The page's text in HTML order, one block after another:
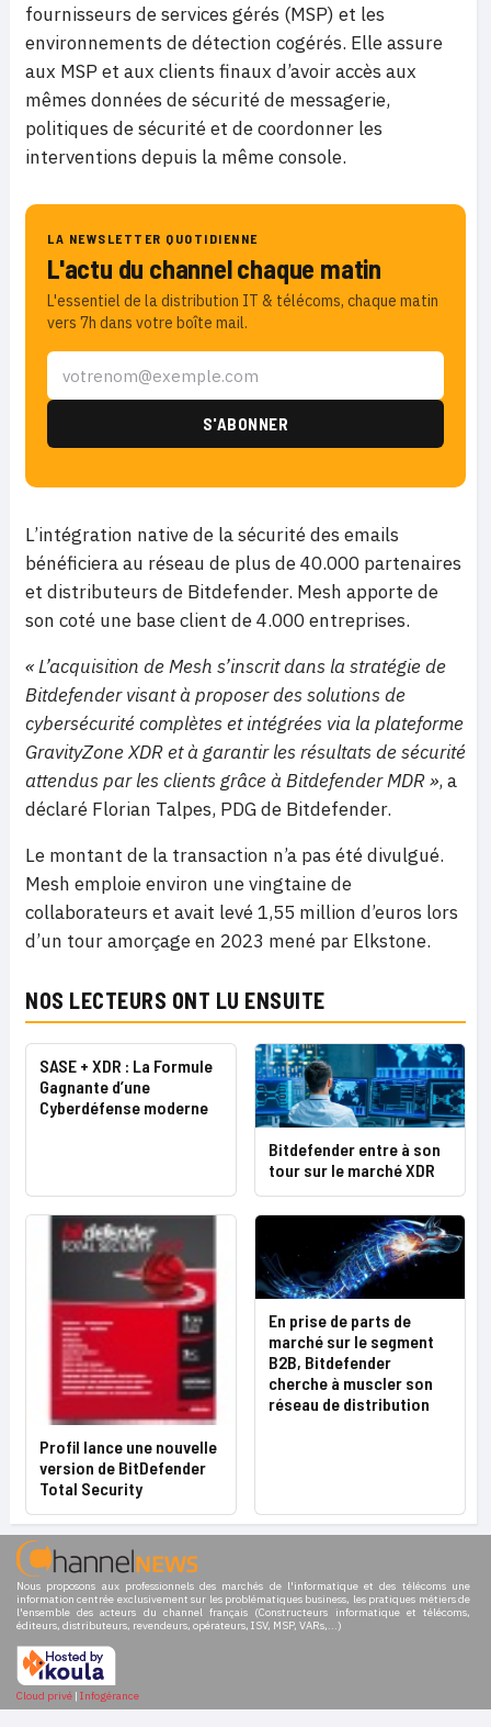
fournisseurs de services gérés (MSP) et les
environnements de détection cogérés. Elle assure
aux MSP et aux clients finaux d’avoir accès aux
mêmes données de sécurité de messagerie,
politiques de sécurité et de coordonner les
interventions depuis la même console.
LA NEWSLETTER QUOTIDIENNE
L'actu du channel chaque matin
L'essentiel de la distribution IT & télécoms, chaque matin
vers 7h dans votre boîte mail.
L’intégration native de la sécurité des emails
bénéficiera au réseau de plus de 40.000 partenaires
et distributeurs de Bitdefender. Mesh apporte de
son coté une base client de 4.000 entreprises.
« L’acquisition de Mesh s’inscrit dans la stratégie de
Bitdefender visant à proposer des solutions de
cybersécurité complètes et intégrées via la plateforme
GravityZone XDR et à garantir les résultats de sécurité
attendus par les clients grâce à Bitdefender MDR », a
déclaré Florian Talpes, PDG de Bitdefender.
Le montant de la transaction n’a pas été divulgué.
Mesh emploie environ une vingtaine de
collaborateurs et avait levé 1,55 million d’euros lors
d’un tour amorçage en 2023 mené par Elkstone.
NOS LECTEURS ONT LU ENSUITE
SASE + XDR : La Formule
Gagnante d’une
Cyberdéfense moderne
Bitdefender entre à son
tour sur le marché XDR
Profil lance une nouvelle
version de BitDefender
Total Security
En prise de parts de
marché sur le segment
B2B, Bitdefender
cherche à muscler son
réseau de distribution
Nous proposons aux professionnels des marchés de l'informatique et des télécoms une
information centrée exclusivement sur les problématiques business, les pratiques métiers de
l'ensemble des acteurs du channel français (Constructeurs informatique et télécoms,
éditeurs, distributeurs, revendeurs, opérateurs, ISV, MSP, VARs,...)
Cloud privé | Infogérance